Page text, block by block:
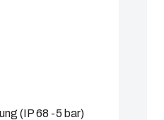
(IP 68 -5 bar)